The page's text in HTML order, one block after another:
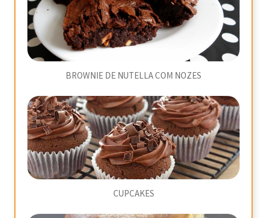
BROWNIE DE NUTELLA COM NOZES
CUPCAKES